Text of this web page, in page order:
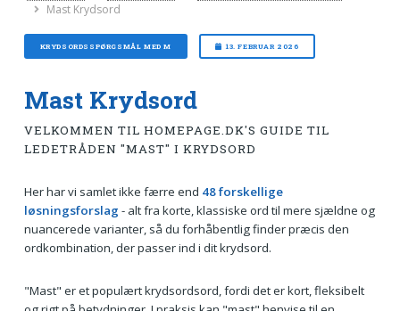
Mast Krydsord
KRYDSORDSSPØRGSMÅL MED M 13. FEBRUAR 2026
Mast Krydsord
VELKOMMEN TIL HOMEPAGE.DK'S GUIDE TIL
LEDETRÅDEN "MAST" I KRYDSORD
Her har vi samlet ikke færre end 48 forskellige
løsningsforslag - alt fra korte, klassiske ord til mere sjældne og
nuancerede varianter, så du forhåbentlig finder præcis den
ordkombination, der passer ind i dit krydsord.
"Mast" er et populært krydsordsord, fordi det er kort, fleksibelt